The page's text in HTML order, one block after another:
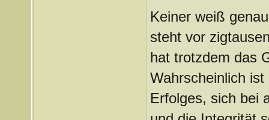
Keiner weiß
steht vor
hat trotzdem das
Wahrscheinlich
Erfolges, sich bei